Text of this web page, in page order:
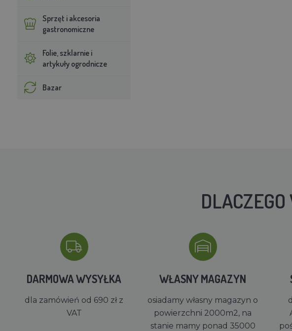
Sprzęt i akcesoria
gastronomiczne
Folie, szklarnie i
artykuły ogrodnicze
Bazar
DARMOWA WYSYŁKA
dla zamówień od 690 zł z
VAT
WŁASNY MAGAZYN
osiadamy własny magazyn o
powierzchni 2000m2, na
stanie mamy ponad 35000